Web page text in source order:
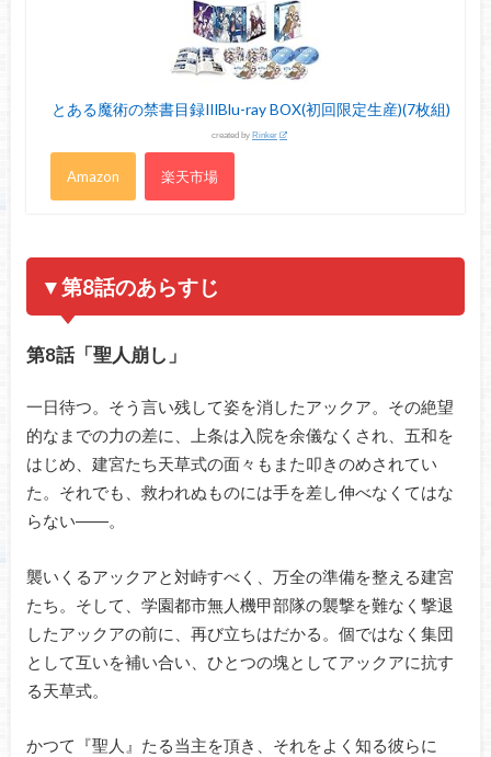
とある魔術の禁書目録IIIBlu-ray BOX(初回限定生産)(7枚組)
created by Rinker
Amazon 楽天市場
▼第8話のあらすじ
第8話「聖人崩し」
一日待つ。そう言い残して姿を消したアックア。その絶望
的なまでの力の差に、上条は入院を余儀なくされ、五和を
はじめ、建宮たち天草式の面々もまた叩きのめされてい
た。それでも、救われぬものには手を差し伸べなくてはな
らない――。
襲いくるアックアと対峙すべく、万全の準備を整える建宮
たち。そして、学園都市無人機甲部隊の襲撃を難なく撃退
したアックアの前に、再び立ちはだかる。個ではなく集団
として互いを補い合い、ひとつの塊としてアックアに抗す
る天草式。
かつて『聖人』たる当主を頂き、それをよく知る彼らに